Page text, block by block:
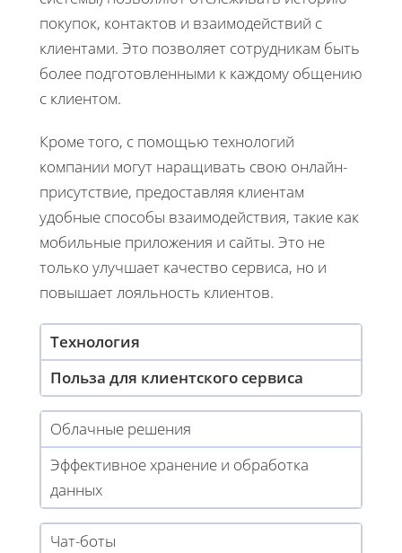
покупок, контактов и взаимодействий с
клиентами. Это позволяет сотрудникам быть
более подготовленными к каждому общению
с клиентом.
Кроме того, с помощью технологий
компании могут наращивать свою онлайн-
присутствие, предоставляя клиентам
удобные способы взаимодействия, такие как
мобильные приложения и сайты. Это не
только улучшает качество сервиса, но и
повышает лояльность клиентов.
Технология
Польза для клиентского сервиса
Облачные решения
Эффективное хранение и обработка
данных
Чат-боты